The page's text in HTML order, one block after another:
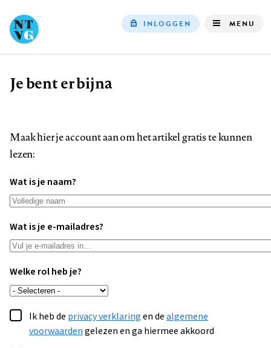
INLOGGEN MENU
Kruimelpad
Je bent er bijna
Maak hier je account aan om het artikel gratis te kunnen
lezen:
Wat is je naam?
Wat is je e-mailadres?
Welke rol heb je?
Ik heb de privacy verklaringen dealgemene
voorwaardengelezen en ga hiermee akkoord